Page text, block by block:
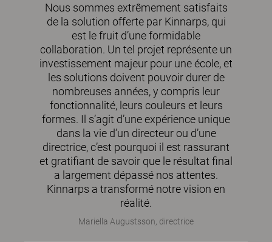
Nous sommes extrêmement satisfaits
de la solution offerte par Kinnarps, qui
est le fruit d’une formidable
collaboration. Un tel projet représente un
investissement majeur pour une école, et
les solutions doivent pouvoir durer de
nombreuses années, y compris leur
fonctionnalité, leurs couleurs et leurs
formes. Il s’agit d’une expérience unique
dans la vie d’un directeur ou d’une
directrice, c’est pourquoi il est rassurant
et gratifiant de savoir que le résultat final
a largement dépassé nos attentes.
Kinnarps a transformé notre vision en
réalité.
Mariella Augustsson, directrice